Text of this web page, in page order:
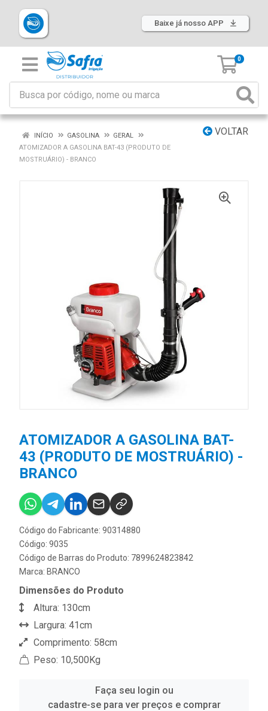
Baixe já nosso APP
0
VOLTAR
INÍCIO GASOLINA
GERAL
ATOMIZADOR A GASOLINA BAT-43 (PRODUTO DE
MOSTRUÁRIO) - BRANCO
ATOMIZADOR A GASOLINA BAT-
43 (PRODUTO DE MOSTRUÁRIO) -
BRANCO
Código do Fabricante: 90314880
Código: 9035
Código de Barras do Produto: 7899624823842
Marca: BRANCO
Dimensões do Produto
Altura: 130cm
Largura: 41cm
Comprimento: 58cm
Peso: 10,500Kg
Faça seu login ou
cadastre-se para ver preços e comprar